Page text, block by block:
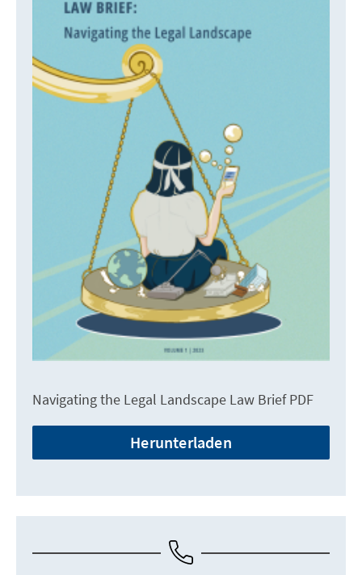
Navigating the Legal Landscape Law Brief PDF
Herunterladen